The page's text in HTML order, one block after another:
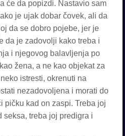
će da popizdi. Nastavio sam
je ujak dobar čovek, ali da
da se dobro pojebe, jer je
da je zadovolji kako treba i
i njegovog balavljenja po
žena, a ne kao objekat za
istresti, okrenuti na
nezadovoljena i morati do
pičku kad on zaspi. Treba joj
seksa, treba joj predigra i